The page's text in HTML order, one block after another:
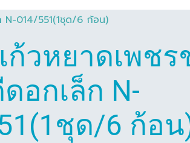
N-014/551(1ชุด/6 ก้อน)
วหยาดเพชร
อกเล็ก N-
ชุด/6 ก้อน